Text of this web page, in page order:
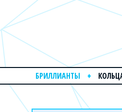
БРИЛЛИАНТЫ